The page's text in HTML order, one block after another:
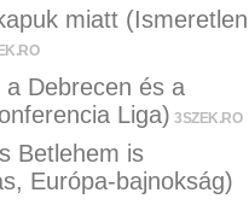
miatt (Ismeretlen
a Debrecen és a
Liga) 3SZEK.RO
Betlehem is
Európa-bajnokság)